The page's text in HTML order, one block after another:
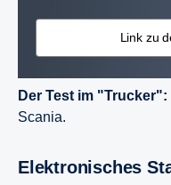
Link zu
Der Test im "Trucker":
Scania.
Elektronisches